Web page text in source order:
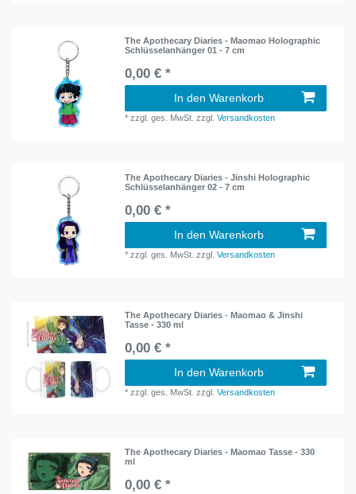
The Apothecary Diaries - Maomao Holographic
Schlüsselanhänger 01 - 7 cm
0,00 € *
In den Warenkorb
*zzgl. ges. MwSt. zzgl.Versandkosten
The Apothecary Diaries - Jinshi Holographic
Schlüsselanhänger 02 - 7 cm
0,00 € *
In den Warenkorb
*zzgl. ges. MwSt. zzgl.Versandkosten
The Apothecary Diaries - Maomao & Jinshi
Tasse - 330 ml
0,00 € *
In den Warenkorb
*zzgl. ges. MwSt. zzgl.Versandkosten
The Apothecary Diaries - Maomao Tasse - 330
ml
0,00 € *